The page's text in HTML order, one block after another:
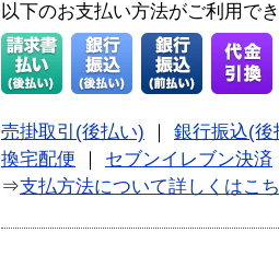
以下のお支払い方法がご利用で
売掛取引(後払い)
銀行振込(後
換宅配便
セブンイレブン決済
⇒支払方法について詳しくはこ